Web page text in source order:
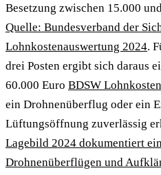
Besetzung zwischen 15.000
Quelle: Bundesverband der
Lohnkostenauswertung 2024.
drei Posten ergibt sich daraus
60.000 Euro BDSW
ein Drohnenüberflug oder ein
Lüftungsöffnung zuverlässig
Lagebild 2024 dokumentiert
Drohnenüberflügen und